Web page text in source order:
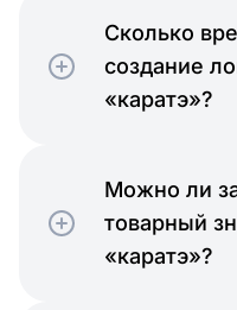
Сколько
создание
«каратэ»?
Можно ли
товарный
«каратэ»?